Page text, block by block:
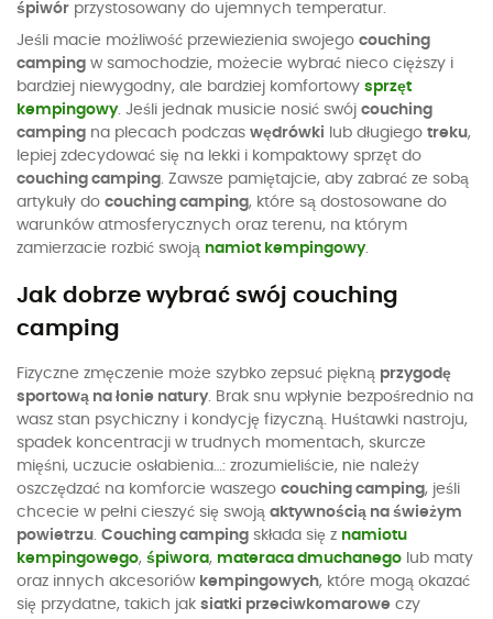
śpiwór przystosowany do ujemnych temperatur.
Jeśli macie możliwość przewiezienia swojego couching
camping w samochodzie, możecie wybrać nieco cięższy i
bardziej niewygodny, ale bardziej komfortowy sprzęt
kempingowy. Jeśli jednak musicie nosić swój couching
camping na plecach podczas wędrówki lub długiego treku,
lepiej zdecydować się na lekki i kompaktowy sprzęt do
couching camping. Zawsze pamiętajcie, aby zabrać ze sobą
artykuły do couching camping, które są dostosowane do
warunków atmosferycznych oraz terenu, na którym
zamierzacie rozbić swoją namiot kempingowy.
Jak dobrze wybrać swój couching
camping
Fizyczne zmęczenie może szybko zepsuć piękną przygodę
sportową na łonie natury. Brak snu wpłynie bezpośrednio na
wasz stan psychiczny i kondycję fizyczną. Huśtawki nastroju,
spadek koncentracji w trudnych momentach, skurcze
mięśni, uczucie osłabienia…: zrozumieliście, nie należy
oszczędzać na komforcie waszego couching camping, jeśli
chcecie w pełni cieszyć się swoją aktywnością na świeżym
powietrzu. Couching camping składa się z namiotu
kempingowego, śpiwora, materaca dmuchanego lub maty
oraz innych akcesoriów kempingowych, które mogą okazać
się przydatne, takich jak siatki przeciwkomarowe czy